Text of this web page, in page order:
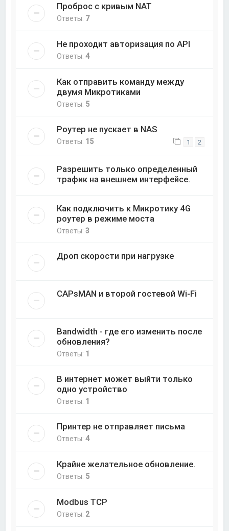
Проброс с кривым NAT
Ответы: 7
Не проходит авторизация по API
Ответы:4
Как отправить команду между
двумя Микротиками
Ответы: 5
Роутер не пускает в NAS
Ответы: 15 1 2
Разрешить только определенный
трафик на внешнем интерфейсе.
Как подключить к Микротику 4G
роутер в режиме моста
Ответы:3
Дроп скорости при нагрузке
CAPsMAN и второй гостевой Wi-Fi
Bandwidth - где его изменить после
обновления?
Ответы: 1
В интернет может выйти только
одно устройство
Ответы: 1
Принтер не отправляет письма
Ответы:4
Крайне желательное обновление.
Ответы: 5
Modbus TCP
Ответы: 2